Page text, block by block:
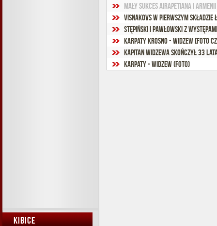
KIBICE
Mały sukces Airapetiana i Armenii
Visnakovs w pierwszym składzie
Stępiński i Pawłowski z
Karpaty Krosno - Widzew [foto
Kapitan Widzewa skończył 33
Karpaty - Widzew (foto)